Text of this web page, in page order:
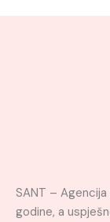
SANT –
godine, a